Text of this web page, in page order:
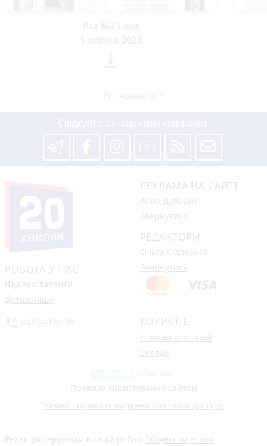
РОБОТА У НАС
Шукаєм таланти
Детальніше
РЕКЛАМА НА САЙТІ
Анна Дубовик
Звернутися
РЕДАКТОРИ
Ольга Сідлецька
Звернутися
КОРИСНЕ
Новини компаній
Огляди
Правила користування сайтом
Умови і правила надання платного доступу
Редакція керується в своїй роботі "Кодексом етики